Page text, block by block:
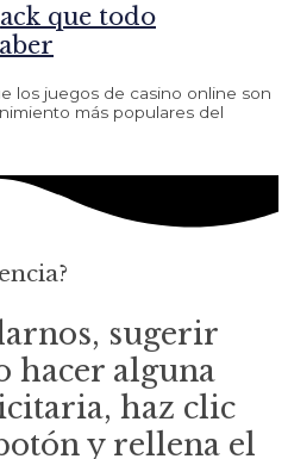
que todo
los juegos de casino online son
más populares del
sugerir
hacer alguna
haz clic
y rellena el